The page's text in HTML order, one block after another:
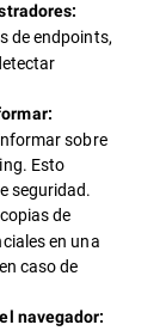
de endpoints,
sobre
Esto
seguridad.
de
en una
caso de
navegador: